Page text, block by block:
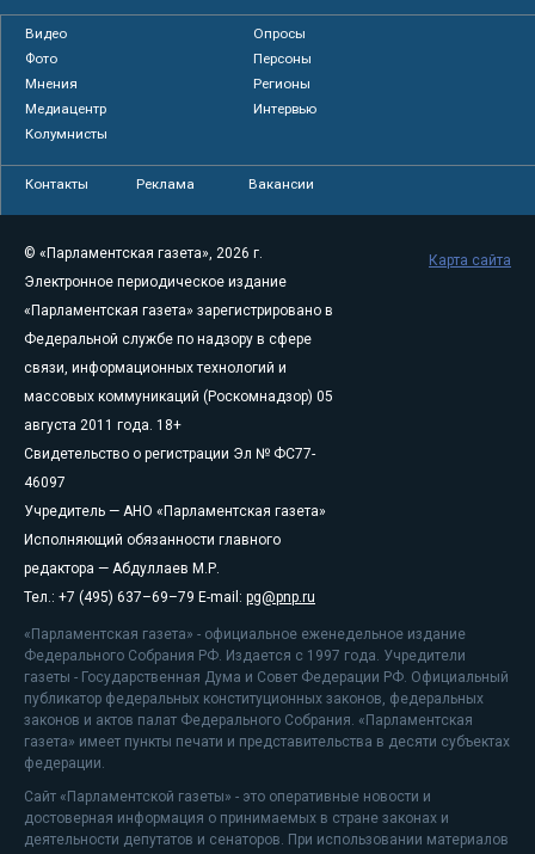
Видео
Опросы
Фото
Персоны
Мнения
Регионы
Медиацентр
Интервью
Колумнисты
Контакты Реклама Вакансии
© «Парламентская газета», 2026 г.
Электронное периодическое издание
«Парламентская газета» зарегистрировано в
Федеральной службе по надзору в сфере
связи, информационных технологий и
массовых коммуникаций (Роскомнадзор) 05
августа 2011 года. 18+
Свидетельство о регистрации Эл № ФС77-
46097
Учредитель — АНО «Парламентская газета»
Исполняющий обязанности главного
редактора — Абдуллаев М.Р.
Тел.: +7 (495) 637–69–79 E-mail: pg@pnp.ru
«Парламентская газета» - официальное еженедельное издание
Федерального Собрания РФ. Издается с 1997 года. Учредители
газеты - Государственная Дума и Совет Федерации РФ. Официальный
публикатор федеральных конституционных законов, федеральных
законов и актов палат Федерального Собрания. «Парламентская
газета» имеет пункты печати и представительства в десяти субъектах
федерации.
Сайт «Парламентской газеты» - это оперативные новости и
достоверная информация о принимаемых в стране законах и
деятельности депутатов и сенаторов. При использовании материалов
Карта сайта